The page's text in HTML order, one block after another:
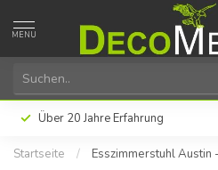
MENU
Über 20 Jahre
Startseite / Esszimmerstuhl Austin